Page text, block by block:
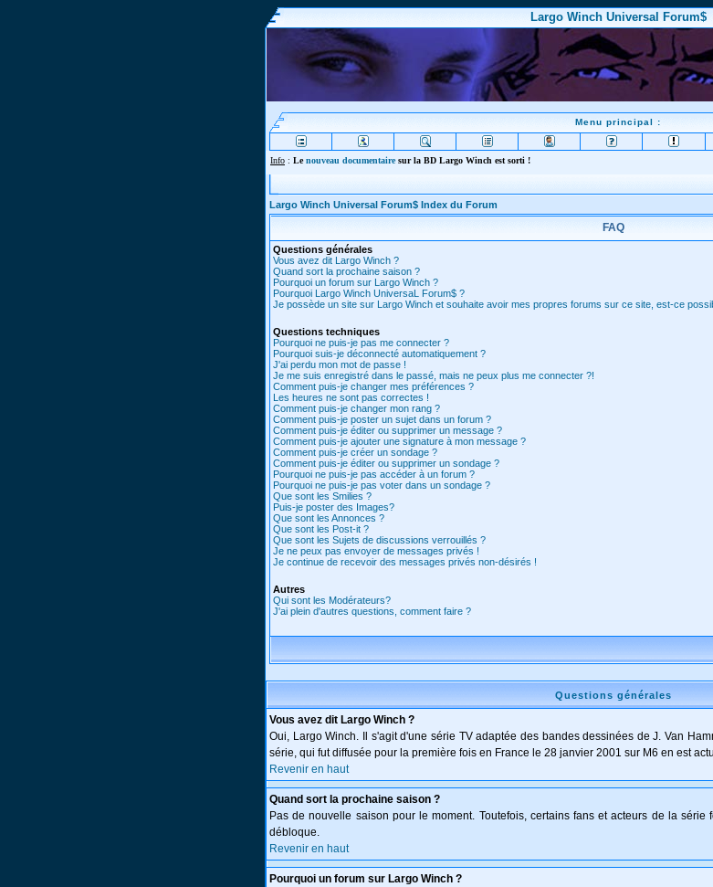
Largo Winch Universal Forum$
Menu principal :
Info : Lenouveau documentairesur la BD Largo Winch est sorti !
Largo Winch Universal Forum$ Index du Forum
FAQ
Questions générales
Vous avez dit Largo Winch ?
Quand sort la prochaine saison ?
Pourquoi un forum sur Largo Winch ?
Pourquoi Largo Winch UniversaL Forum$ ?
Je possède un site sur Largo Winch et souhaite avoir mes propres forums sur ce site, est-ce
Questions techniques
Pourquoi ne puis-je pas me connecter ?
Pourquoi suis-je déconnecté automatiquement ?
J'ai perdu mon mot de passe !
Je me suis enregistré dans le passé, mais ne peux plus me connecter ?!
Comment puis-je changer mes préférences ?
Les heures ne sont pas correctes !
Comment puis-je changer mon rang ?
Comment puis-je poster un sujet dans un forum ?
Comment puis-je éditer ou supprimer un message ?
Comment puis-je ajouter une signature à mon message ?
Comment puis-je créer un sondage ?
Comment puis-je éditer ou supprimer un sondage ?
Pourquoi ne puis-je pas accéder à un forum ?
Pourquoi ne puis-je pas voter dans un sondage ?
Que sont les Smilies ?
Puis-je poster des Images?
Que sont les Annonces ?
Que sont les Post-it ?
Que sont les Sujets de discussions verrouillés ?
Je ne peux pas envoyer de messages privés !
Je continue de recevoir des messages privés non-désirés !
Autres
Qui sont les Modérateurs?
J'ai plein d'autres questions, comment faire ?
Questions générales
Vous avez dit Largo Winch ?
Oui, Largo Winch. Il s'agit d'une série TV adaptée des bandes dessinées de J. Van
série, qui fut diffusée pour la première fois en France le 28 janvier 2001 sur M6 en est
Revenir en haut
Quand sort la prochaine saison ?
Pas de nouvelle saison pour le moment. Toutefois, certains fans et acteurs de la
débloque.
Revenir en haut
Pourquoi un forum sur Largo Winch ?